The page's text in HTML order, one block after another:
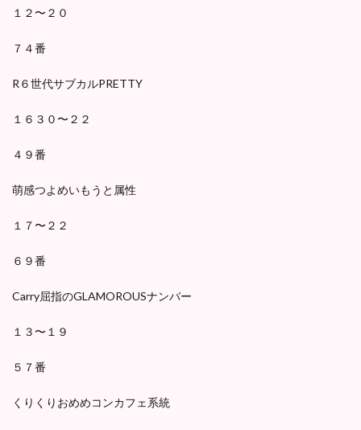
１２〜２０
７４番
R６世代サブカルPRETTY
１６３０〜２２
４９番
萌感つよめいもうと属性
１７〜２２
６９番
Carry屈指のGLAMOROUSナンバー
１３〜１９
５７番
くりくりおめめコンカフェ系統